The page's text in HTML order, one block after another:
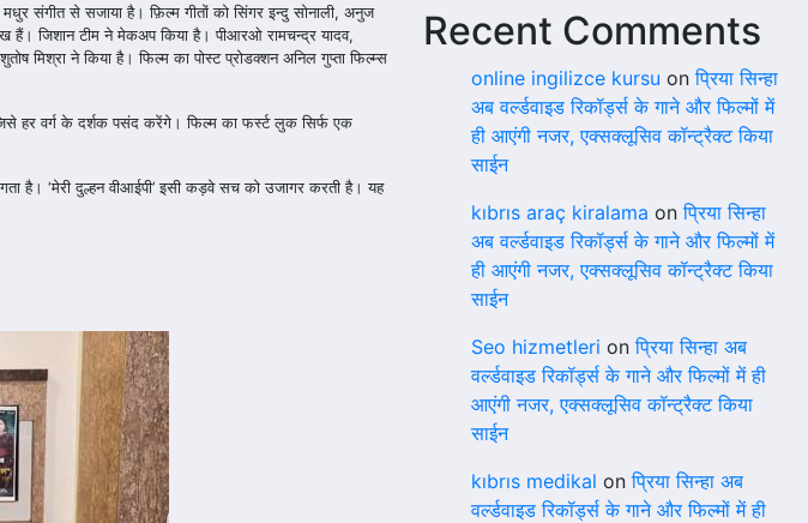
संगीत से सजाया है। फ़िल्म गीतों को सिंगर इन्दु सोनाली, अनुज
हैं। जिशान टीम ने मेकअप किया है। पीआरओ रामचन्द्र यादव,
मिश्रा ने किया है। फिल्म का पोस्ट प्रोडक्शन अनिल गुप्ता फिल्म्स
हर वर्ग के दर्शक पसंद करेंगे। फिल्म का फर्स्ट लुक सिर्फ एक
है। ‘मेरी दुल्हन वीआईपी’ इसी कड़वे सच को उजागर करती है। यह
Recent Comments
online ingilizce kursu onप्रिया सिन्हा
अब वर्ल्डवाइड रिकॉर्ड्स के गाने और फिल्मों में
ही आएंगी नजर, एक्सक्लूसिव कॉन्ट्रैक्ट किया
साईन
kıbrıs araç kiralama onप्रिया सिन्हा
अब वर्ल्डवाइड रिकॉर्ड्स के गाने और फिल्मों में
ही आएंगी नजर, एक्सक्लूसिव कॉन्ट्रैक्ट किया
साईन
Seo hizmetleri onप्रिया सिन्हा अब
वर्ल्डवाइड रिकॉर्ड्स के गाने और फिल्मों में ही
आएंगी नजर, एक्सक्लूसिव कॉन्ट्रैक्ट किया
साईन
kıbrıs medikal onप्रिया सिन्हा अब
वर्ल्डवाइड रिकॉर्ड्स के गाने और फिल्मों में ही